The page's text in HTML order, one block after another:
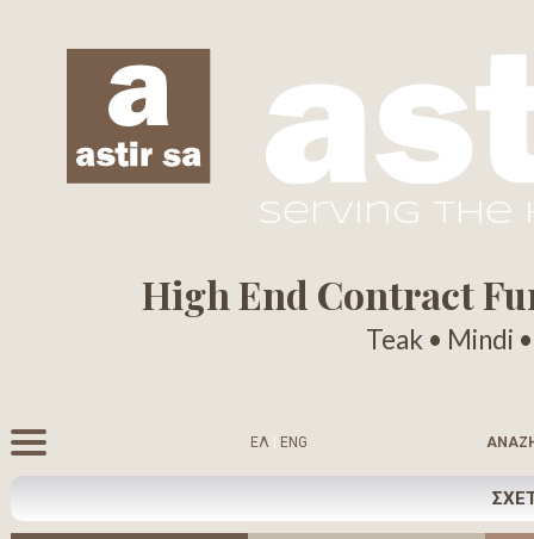
serving the
High End Contract
Teak • Mindi
ΕΛ | ENG